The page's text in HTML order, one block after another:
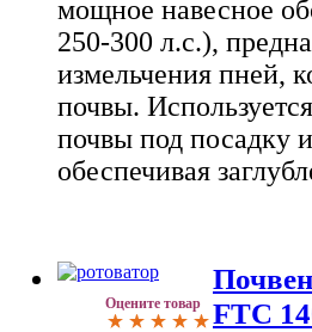
мощное навесное
250-300 л.с.),
измельчения пней,
почвы.
почвы под посадку
обеспечивая
Оцените товар
FTC